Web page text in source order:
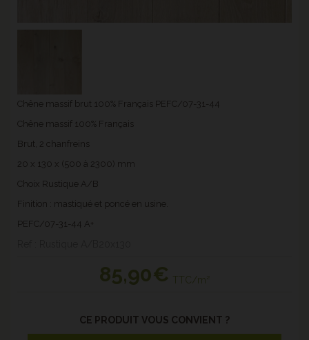
Chêne massif brut 100% Français PEFC/07-31-44
Chêne massif 100% Français
Brut, 2 chanfreins
20 x 130 x (500 à 2300) mm
Choix Rustique A/B
Finition : mastiqué et poncé en usine.
PEFC/07-31-44 A+
85,90€ TTC/m²
CE PRODUIT VOUS CONVIENT ?